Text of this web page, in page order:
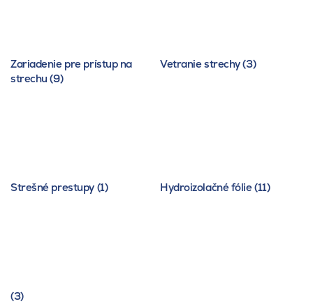
Zariadenie pre prístup na
strechu (9)
Vetranie strechy (3)
Strešné prestupy (1) Hydroizolačné fólie (11)
(3)